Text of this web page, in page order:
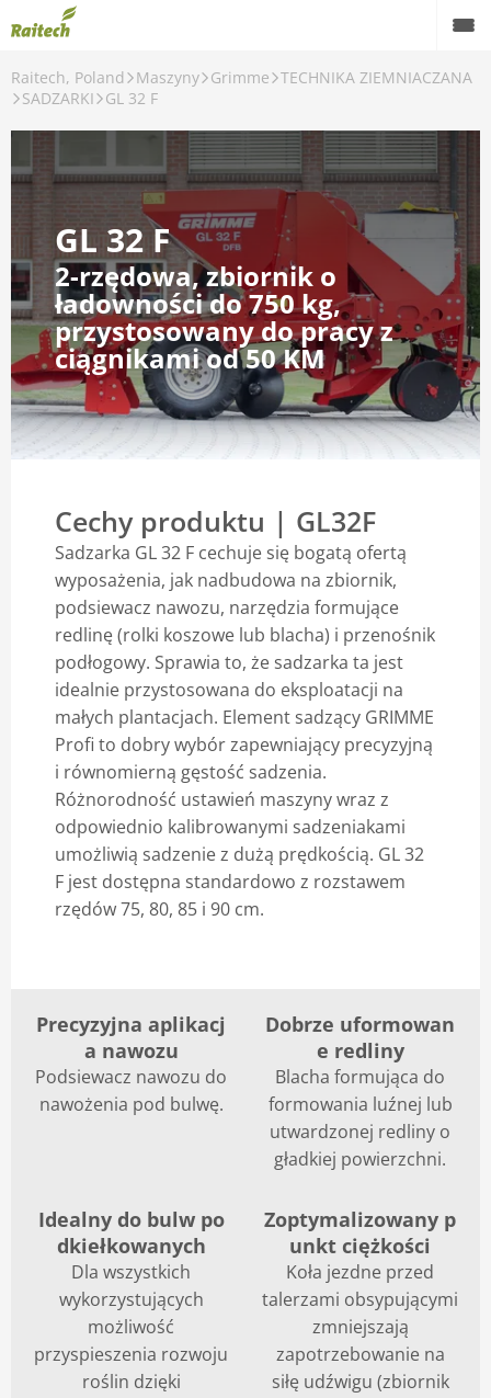
Raitech, Poland Maszyny Grimme TECHNIKA ZIEMNIACZANA
SADZARKI
GL 32 F
GL 32 F
2-rzędowa, zbiornik o
ładowności do 750 kg,
przystosowany do pracy z
ciągnikami od 50 KM
Cechy produktu | GL32F
Sadzarka GL 32 F cechuje się bogatą ofertą
wyposażenia, jak nadbudowa na zbiornik,
podsiewacz nawozu, narzędzia formujące
redlinę (rolki koszowe lub blacha) i przenośnik
podłogowy. Sprawia to, że sadzarka ta jest
idealnie przystosowana do eksploatacji na
małych plantacjach. Element sadzący GRIMME
Profi to dobry wybór zapewniający precyzyjną
i równomierną gęstość sadzenia.
Różnorodność ustawień maszyny wraz z
odpowiednio kalibrowanymi sadzeniakami
umożliwią sadzenie z dużą prędkością. GL 32
F jest dostępna standardowo z rozstawem
rzędów 75, 80, 85 i 90 cm.
Precyzyjna aplikacj
a nawozu
Podsiewacz nawozu do
nawożenia pod bulwę.
Dobrze uformowan
e redliny
Blacha formująca do
formowania luźnej lub
utwardzonej redliny o
gładkiej powierzchni.
Idealny do bulw po
dkiełkowanych
Dla wszystkich
wykorzystujących
możliwość
przyspieszenia rozwoju
roślin dzięki
Zoptymalizowany p
unkt ciężkości
Koła jezdne przed
talerzami obsypującymi
zmniejszają
zapotrzebowanie na
siłę udźwigu (zbiornik
Maszyny
Maszyny używane
Części zamienne
Serwis
Rolnictwo precyzyjne
Finansowanie
Kariera
O nas
Blog